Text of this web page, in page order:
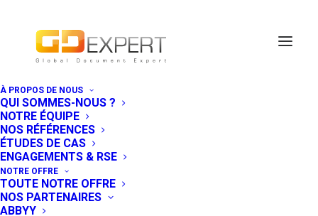
À PROPOS DE NOUS
QUI SOMMES-NOUS ?
NOTRE ÉQUIPE
NOS RÉFÉRENCES
ÉTUDES DE CAS
ENGAGEMENTS & RSE
NOTRE OFFRE
TOUTE NOTRE OFFRE
NOS PARTENAIRES
ABBYY
Gestion de contenus –
ECM
Retrouvez ici tous les articles concernant la gestion